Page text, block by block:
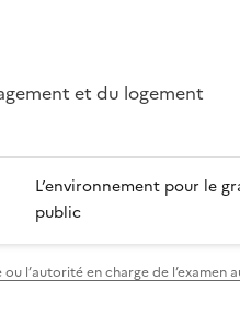
et du logement
L’environnement pour le
public
l’autorité en charge de l’examen